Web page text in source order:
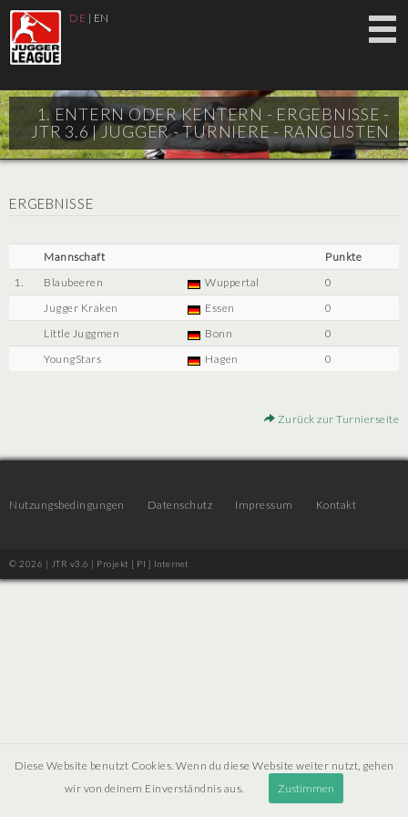
DE | EN
1. ENTERN ODER KENTERN - ERGEBNISSE -
JTR 3.6 |JUGGER - TURNIERE - RANGLISTEN
ERGEBNISSE
Mannschaft
Punkte
1.
Blaubeeren Wuppertal
0
Jugger Kraken
Essen
0
Little Juggmen
Bonn
0
YoungStars
Hagen 0
Zurück zur Turnierseite
Nutzungsbedingungen Datenschutz Impressum Kontakt
© 2026 | JTR v3.6 | Projekt [ PI ] Internet
Diese Website benutzt Cookies. Wenn du diese Website weiter nutzt, gehen
wir von deinem Einverständnis aus.
Zustimmen